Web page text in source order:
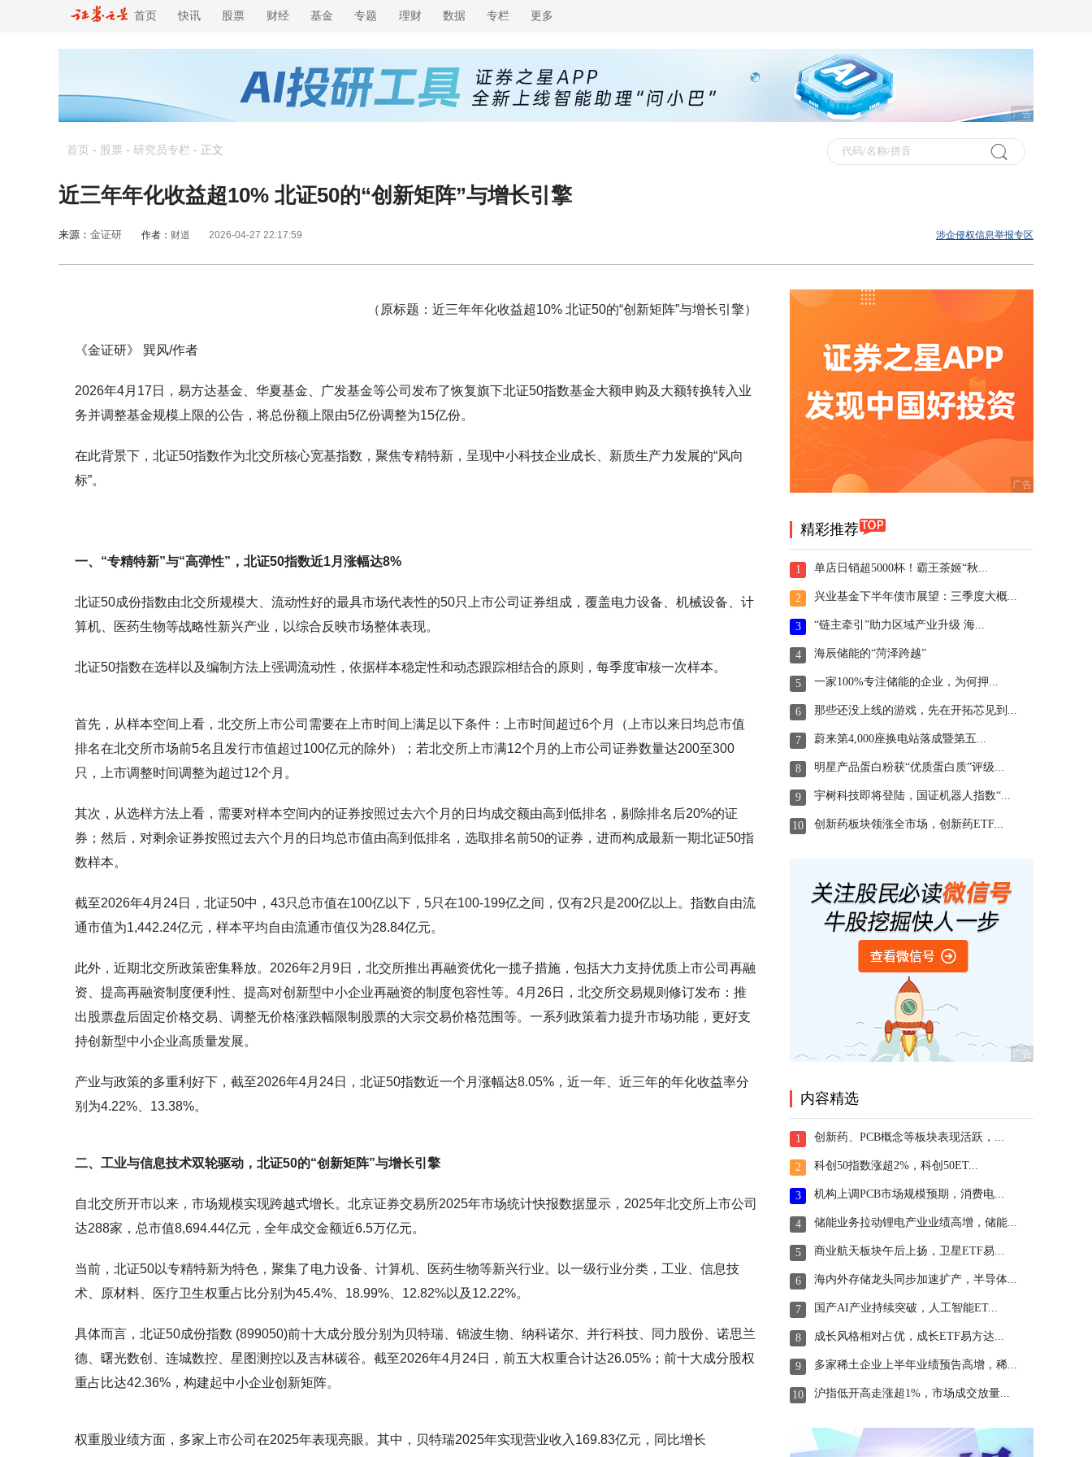
首页 快讯 股票 财经 基金 专题 理财 数据 专栏 更多
广告
首页 - 股票 - 研究员专栏 - 正文
近三年年化收益超10% 北证50的“创新矩阵”与增长引擎
来源： 金证研 作者： 财道 2026-04-27 22:17:59 涉企侵权信息举报专区
（原标题：近三年年化收益超10% 北证50的“创新矩阵”与增长引擎）
《金证研》 巽风/作者
2026年4月17日，易方达基金、华夏基金、广发基金等公司发布了恢复旗下北证50指数基金大额申购及大额转换转入业
务并调整基金规模上限的公告，将总份额上限由5亿份调整为15亿份。
在此背景下，北证50指数作为北交所核心宽基指数，聚焦专精特新，呈现中小科技企业成长、新质生产力发展的“风向
标”。
一、“专精特新”与“高弹性”，北证50指数近1月涨幅达8%
北证50成份指数由北交所规模大、流动性好的最具市场代表性的50只上市公司证券组成，覆盖电力设备、机械设备、计
算机、医药生物等战略性新兴产业，以综合反映市场整体表现。
北证50指数在选样以及编制方法上强调流动性，依据样本稳定性和动态跟踪相结合的原则，每季度审核一次样本。
首先，从样本空间上看，北交所上市公司需要在上市时间上满足以下条件：上市时间超过6个月（上市以来日均总市值
排名在北交所市场前5名且发行市值超过100亿元的除外）；若北交所上市满12个月的上市公司证券数量达200至300
只，上市调整时间调整为超过12个月。
其次，从选样方法上看，需要对样本空间内的证券按照过去六个月的日均成交额由高到低排名，剔除排名后20%的证
券；然后，对剩余证券按照过去六个月的日均总市值由高到低排名，选取排名前50的证券，进而构成最新一期北证50指
数样本。
截至2026年4月24日，北证50中，43只总市值在100亿以下，5只在100-199亿之间，仅有2只是200亿以上。指数自由流
通市值为1,442.24亿元，样本平均自由流通市值仅为28.84亿元。
此外，近期北交所政策密集释放。2026年2月9日，北交所推出再融资优化一揽子措施，包括大力支持优质上市公司再融
资、提高再融资制度便利性、提高对创新型中小企业再融资的制度包容性等。4月26日，北交所交易规则修订发布：推
出股票盘后固定价格交易、调整无价格涨跌幅限制股票的大宗交易价格范围等。一系列政策着力提升市场功能，更好支
持创新型中小企业高质量发展。
产业与政策的多重利好下，截至2026年4月24日，北证50指数近一个月涨幅达8.05%，近一年、近三年的年化收益率分
别为4.22%、13.38%。
二、工业与信息技术双轮驱动，北证50的“创新矩阵”与增长引擎
自北交所开市以来，市场规模实现跨越式增长。北京证券交易所2025年市场统计快报数据显示，2025年北交所上市公司
达288家，总市值8,694.44亿元，全年成交金额近6.5万亿元。
当前，北证50以专精特新为特色，聚集了电力设备、计算机、医药生物等新兴行业。以一级行业分类，工业、信息技
术、原材料、医疗卫生权重占比分别为45.4%、18.99%、12.82%以及12.22%。
具体而言，北证50成份指数 (899050)前十大成分股分别为贝特瑞、锦波生物、纳科诺尔、并行科技、同力股份、诺思兰
德、曙光数创、连城数控、星图测控以及吉林碳谷。截至2026年4月24日，前五大权重合计达26.05%；前十大成分股权
重占比达42.36%，构建起中小企业创新矩阵。
权重股业绩方面，多家上市公司在2025年表现亮眼。其中，贝特瑞2025年实现营业收入169.83亿元，同比增长
精彩推荐
1 单店日销超5000杯！霸王茶姬“秋...
2 兴业基金下半年债市展望：三季度大概...
3 “链主牵引”助力区域产业升级 海...
4 海辰储能的“菏泽跨越”
5 一家100%专注储能的企业，为何押...
6 那些还没上线的游戏，先在开拓芯见到...
7 蔚来第4,000座换电站落成暨第五...
8 明星产品蛋白粉获“优质蛋白质”评级...
9 宇树科技即将登陆，国证机器人指数“...
10 创新药板块领涨全市场，创新药ETF...
内容精选
1 创新药、PCB概念等板块表现活跃，...
2 科创50指数涨超2%，科创50ET...
3 机构上调PCB市场规模预期，消费电...
4 储能业务拉动锂电产业业绩高增，储能...
5 商业航天板块午后上扬，卫星ETF易...
6 海内外存储龙头同步加速扩产，半导体...
7 国产AI产业持续突破，人工智能ET...
8 成长风格相对占优，成长ETF易方达...
9 多家稀土企业上半年业绩预告高增，稀...
10 沪指低开高走涨超1%，市场成交放量...